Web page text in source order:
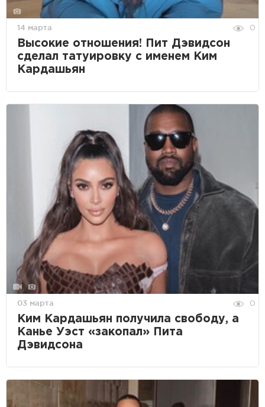
14 марта 0
Высокие отношения! Пит Дэвидсон
сделал татуировку с именем Ким
Кардашьян
03 марта 0
Ким Кардашьян получила свободу, а
Канье Уэст «закопал» Пита
Дэвидсона